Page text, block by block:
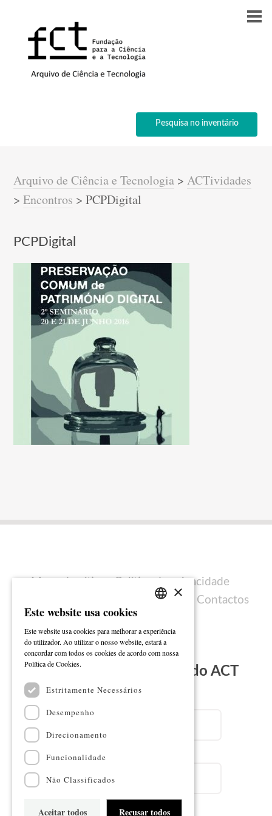
Pesquisa no inventário
Arquivo de Ciência e Tecnologia >ACTividades
>Encontros >PCPDigital
PCPDigital
Mapa do sítio
Política de privacidade
Ficha técnica Contactos
Subscreva a Newsletter do ACT
ENGLISH
×
Este website usa cookies
Este website usa cookies para melhorar a experiência
do utilizador. Ao utilizar o nosso website, estará a
concordar com todos os cookies de acordo com nossa
Política de Cookies.
Estritamente Necessários
Desempenho
Direcionamento
Funcionalidade
Não Classificados
Aceitar todos Recusar todos